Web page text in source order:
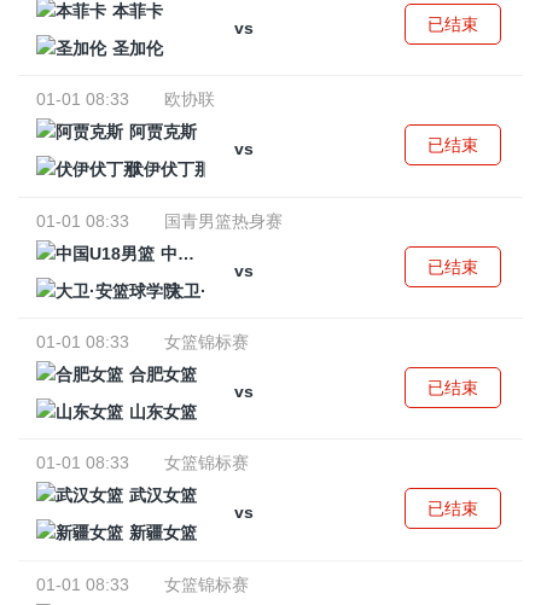
本菲卡
vs
圣加伦
已结束
01-01 08:33
欧协联
阿贾克斯
vs
伏伊伏丁那
已结束
01-01 08:33
国青男篮热身赛
中国U18男篮
vs
大卫·安篮球学院
已结束
01-01 08:33
女篮锦标赛
合肥女篮
vs
山东女篮
已结束
01-01 08:33
女篮锦标赛
武汉女篮
vs
新疆女篮
已结束
01-01 08:33
女篮锦标赛